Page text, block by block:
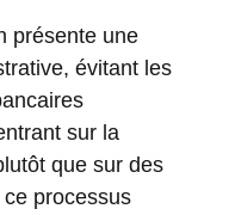
présente une
évitant les
sur la
que sur des
processus